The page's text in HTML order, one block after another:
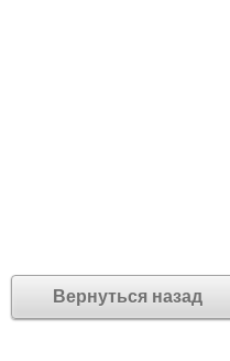
Вернуться назад